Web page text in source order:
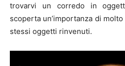
trovarvi un corredo in
scoperta un’importanza di
stessi oggetti rinvenuti.